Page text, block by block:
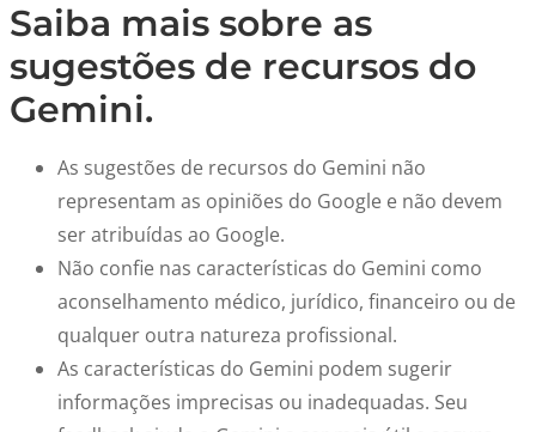
Saiba mais sobre as
sugestões de recursos do
Gemini.
As sugestões de recursos do Gemini não
representam as opiniões do Google e não devem
ser atribuídas ao Google.
Não confie nas características do Gemini como
aconselhamento médico, jurídico, financeiro ou de
qualquer outra natureza profissional.
As características do Gemini podem sugerir
informações imprecisas ou inadequadas. Seu